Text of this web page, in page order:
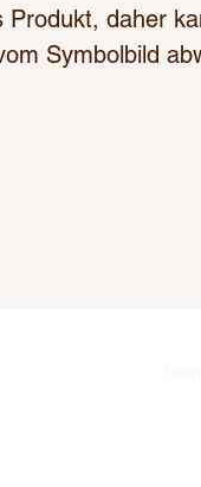
Produkt, daher
Symbolbild